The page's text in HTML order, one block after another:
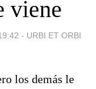
viene
- URBI ET ORBI
los demás le